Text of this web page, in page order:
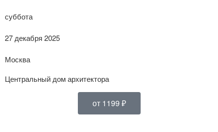
суббота
27 декабря 2025
Москва
Центральный дом архитектора
от 1199 ₽